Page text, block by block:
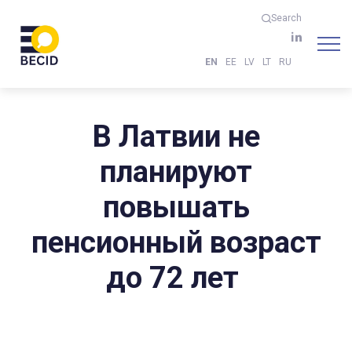
Search
EN EE LV LT RU
В Латвии не
планируют
повышать
пенсионный возраст
до 72 лет